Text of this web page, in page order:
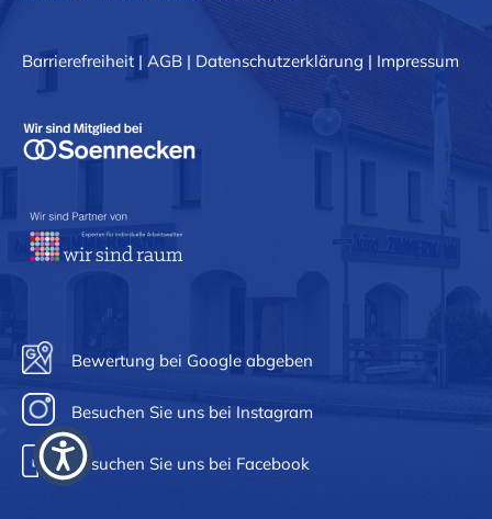
Barrierefreiheit | AGB | Datenschutzerklärung | Impressum
Bewertung bei Google abgeben
Besuchen Sie uns bei Instagram
Besuchen Sie uns bei Facebook
Rufen Sie mich jetzt
unverbindlich an. Ich bin Ihnen